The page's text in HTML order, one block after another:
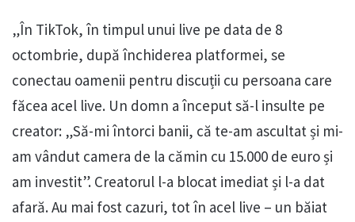
„În TikTok, în timpul unui live pe data de 8
octombrie, după închiderea platformei, se
conectau oamenii pentru discuții cu persoana care
făcea acel live. Un domn a început să-l insulte pe
creator: „Să-mi întorci banii, că te-am ascultat și mi-
am vândut camera de la cămin cu 15.000 de euro și
am investit”. Creatorul l-a blocat imediat și l-a dat
afară. Au mai fost cazuri, tot în acel live – un băiat